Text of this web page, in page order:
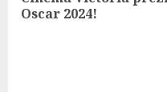
Oscar 2024!